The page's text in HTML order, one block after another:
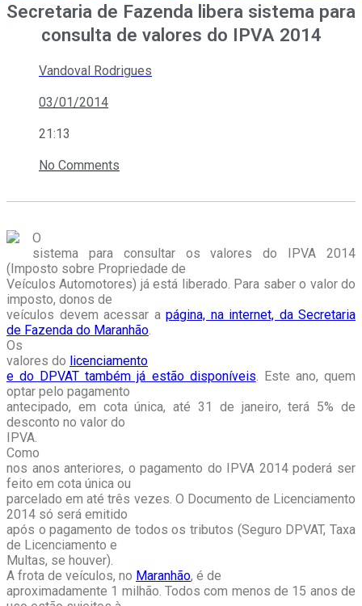
Secretaria de Fazenda libera sistema para
consulta de valores do IPVA 2014
Vandoval Rodrigues
03/01/2014
21:13
No Comments
O
sistema para consultar os valores do IPVA 2014
(Imposto sobre Propriedade de
Veículos Automotores) já está liberado. Para saber o valor do
imposto, donos de
veículos devem acessar a página, na internet, da Secretaria
de Fazenda do Maranhão.
Os
valores do licenciamento
e do DPVAT também já estão disponíveis. Este ano, quem
optar pelo pagamento
antecipado, em cota única, até 31 de janeiro, terá 5% de
desconto no valor do
IPVA.
Como
nos anos anteriores, o pagamento do IPVA 2014 poderá ser
feito em cota única ou
parcelado em até três vezes. O Documento de Licenciamento
2014 só será emitido
após o pagamento de todos os tributos (Seguro DPVAT, Taxa
de Licenciamento e
Multas, se houver).
A frota de veículos, no Maranhão, é de
aproximadamente 1 milhão. Todos com menos de 15 anos de